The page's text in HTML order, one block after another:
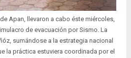
Apan, llevaron a cabo éste miércoles,
de evacuación por Sismo. La
sumándose a la estrategia nacional
la práctica estuviera coordinada por el